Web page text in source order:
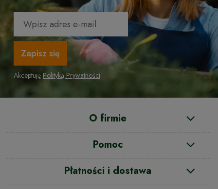
Zapisz się
Akceptuję Polityką Prywatności
O firmie
Pomoc
Płatności i dostawa